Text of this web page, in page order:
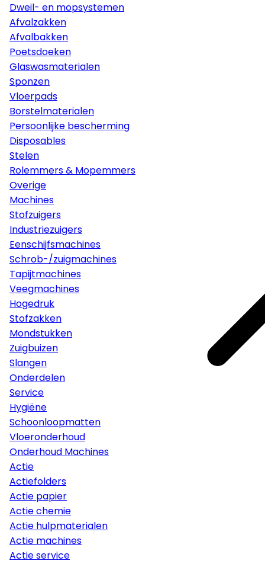
Dweil- en mopsystemen
Afvalzakken
Afvalbakken
Poetsdoeken
Glaswasmaterialen
Sponzen
Vloerpads
Borstelmaterialen
Persoonlijke bescherming
Disposables
Stelen
Rolemmers & Mopemmers
Overige
Machines
Stofzuigers
Industriezuigers
Eenschijfsmachines
Schrob-/zuigmachines
Tapijtmachines
Veegmachines
Hogedruk
Stofzakken
Mondstukken
Zuigbuizen
Slangen
Onderdelen
Service
Hygiëne
Schoonloopmatten
Vloeronderhoud
Onderhoud Machines
Actie
Actiefolders
Actie papier
Actie chemie
Actie hulpmaterialen
Actie machines
Actie service